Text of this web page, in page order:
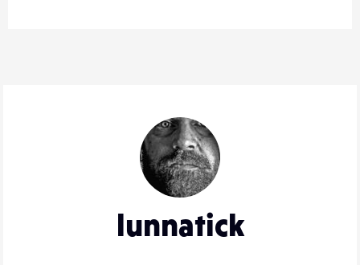
lunnatick